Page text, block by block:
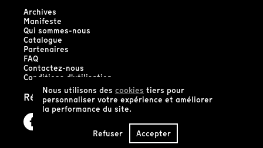
Nous utilisons des cookies tiers pour
personnaliser votre expérience et améliorer
la performance du site.
Refuser Accepter
Archives
Manifeste
Qui sommes-nous
Catalogue
Partenaires
FAQ
Contactez-nous
Conditions d'utilisation
Réseaux sociaux